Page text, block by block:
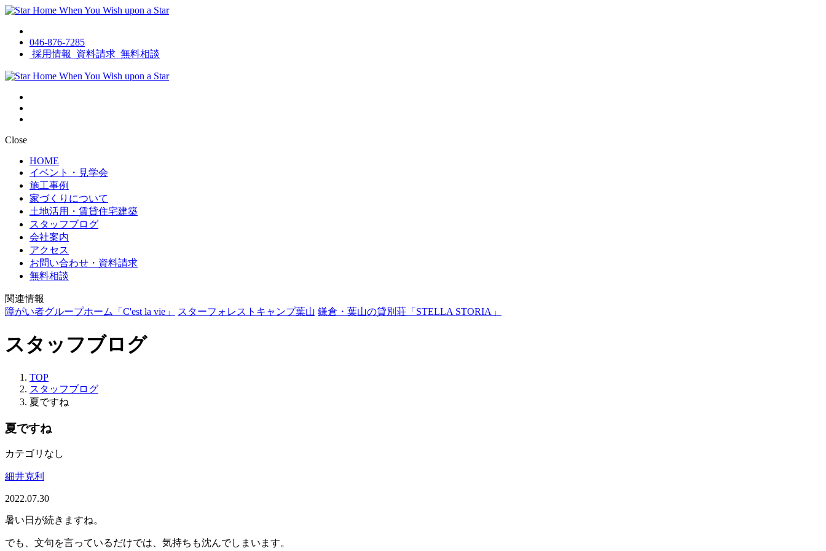
046-876-7285
採用情報
資料請求 無料相談
Close
HOME
イベント・見学会
施工事例
家づくりについて
土地活用・賃貸住宅建築
スタッフブログ
会社案内
アクセス
お問い合わせ・資料請求
無料相談
関連情報
障がい者グループホーム「C'est la vie」
スターフォレストキャンプ葉山 鎌倉・葉山の貸別荘「STELLA STORIA」
スタッフブログ
TOP
スタッフブログ
夏ですね
夏ですね
カテゴリなし
細井克利
2022.07.30
暑い日が続きますね。
でも、文句を言っているだけでは、気持ちも沈んでしまいます。